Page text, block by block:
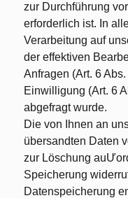
zur Durchführung
erforderlich ist. In
Verarbeitung auf
der effektiven
Anfragen (Art. 6
Einwilligung (Art. 6
abgefragt wurde.
Die von Ihnen an
übersandten Daten
zur Löschung
Speicherung
Datenspeicherung